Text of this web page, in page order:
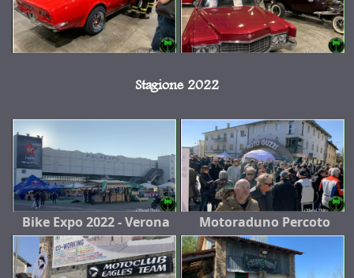
Stagione 2022
Bike Expo 2022 - Verona Motoraduno Percoto